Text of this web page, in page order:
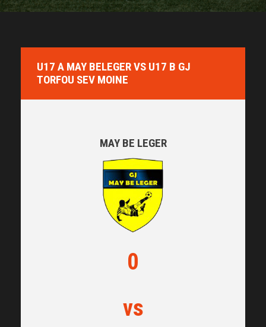
U17 A MAY BELEGER VS U17 B GJ
TORFOU SEV MOINE
MAY BE LEGER
0
vs